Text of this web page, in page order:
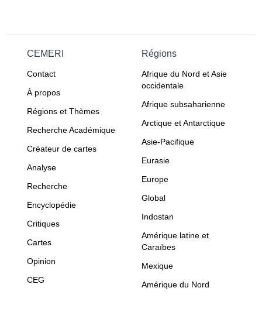
CEMERI
Contact
À propos
Régions et Thèmes
Recherche Académique
Créateur de cartes
Analyse
Recherche
Encyclopédie
Critiques
Cartes
Opinion
CEG
Régions
Afrique du Nord et Asie
occidentale
Afrique subsaharienne
Arctique et Antarctique
Asie-Pacifique
Eurasie
Europe
Global
Indostan
Amérique latine et
Caraïbes
Mexique
Amérique du Nord